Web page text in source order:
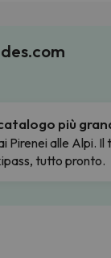
più
Pirenei alle Alpi. Il
tutto pronto.